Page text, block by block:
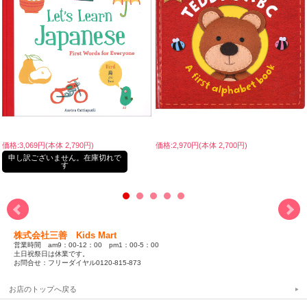
価格:3,069円(本体 2,790円)
申し訳ございません。在庫切れで
す
価格:2,970円(本体 2,700円)
株式会社三善 Kids Mart
営業時間 am9：00-12：00 pm1：00-5：00
土日祝祭日は休業です。
お問合せ：フリーダイヤル0120-815-873
お店のトップへ戻る